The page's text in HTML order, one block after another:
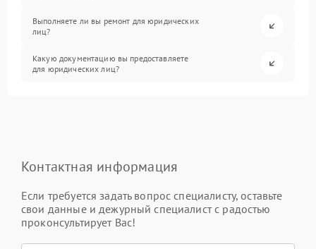
Выполняете ли вы ремонт для юридических
лиц?
Какую документацию вы предоставляете
для юридических лиц?
Контактная информация
Если требуется задать вопрос специалисту, оставьте
свои данные и дежурный специалист с радостью
проконсультирует Вас!